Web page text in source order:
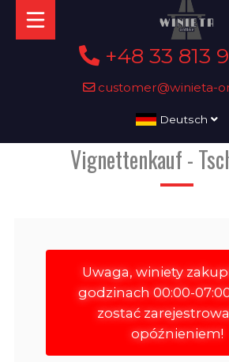
+48 33 813
customer@winieta-
Deutsch
Vignettenkauf -
Uwaga, winiety
godzinach 00:00-
zostać
opóźnieniem!